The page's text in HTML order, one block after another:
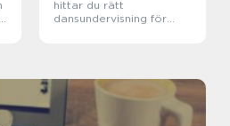
hittar du rätt
dansundervisning för